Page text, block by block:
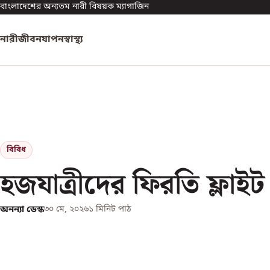
বাংলাদেশের অন্যতম নারী বিষয়ক ম্যাগাজিন
নারীজীবনযাপনস্বাস্থ্য
বিবিধ
হজযাত্রীদের ফিরতি
অনন্যা ডেস্ক৩০ মে, ২০২৬১ মিনিট পাঠ